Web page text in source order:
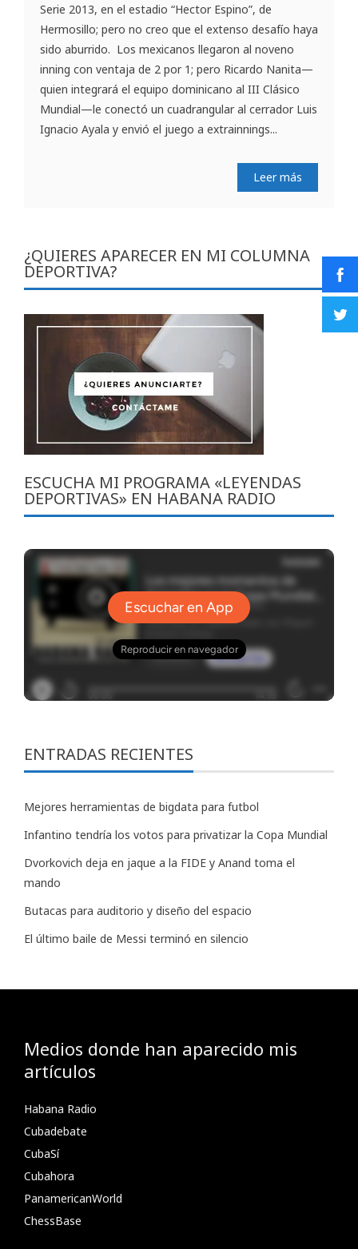
Serie 2013, en el estadio “Hector Espino”, de
Hermosillo; pero no creo que el extenso desafío haya
sido aburrido. Los mexicanos llegaron al noveno
inning con ventaja de 2 por 1; pero Ricardo Nanita—
quien integrará el equipo dominicano al III Clásico
Mundial—le conectó un cuadrangular al cerrador Luis
Ignacio Ayala y envió el juego a extrainnings...
Leer más
¿QUIERES APARECER EN MI COLUMNA
DEPORTIVA?
ESCUCHA MI PROGRAMA «LEYENDAS
DEPORTIVAS» EN HABANA RADIO
ENTRADAS RECIENTES
Mejores herramientas de bigdata para futbol
Infantino tendría los votos para privatizar la Copa Mundial
Dvorkovich deja en jaque a la FIDE y Anand toma el
mando
Butacas para auditorio y diseño del espacio
El último baile de Messi terminó en silencio
Medios donde han aparecido mis
artículos
Habana Radio
Cubadebate
CubaSí
Cubahora
PanamericanWorld
ChessBase